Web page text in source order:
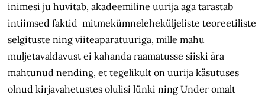
inimesi ju huvitab, akadeemiline uurija aga tarastab
intiimsed faktid mitmekümneleheküljeliste teoreetiliste
selgituste ning viiteaparatuuriga, mille mahu
muljetavaldavust ei kahanda raamatusse siiski ära
mahtunud nending, et tegelikult on uurija käsutuses
olnud kirjavahetustes olulisi lünki ning Under omalt